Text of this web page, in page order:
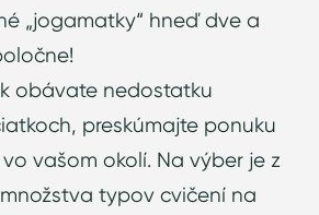
„jogamatky“ hneď dve a
obávate nedostatku
preskúmajte ponuku
vašom okolí. Na výber je z
typov cvičení na